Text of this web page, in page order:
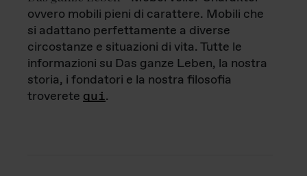
ovvero mobili pieni di carattere. Mobili che
si adattano perfettamente a diverse
circostanze e situazioni di vita. Tutte le
informazioni su Das ganze Leben, la nostra
storia, i fondatori e la nostra filosofia
troverete qui.